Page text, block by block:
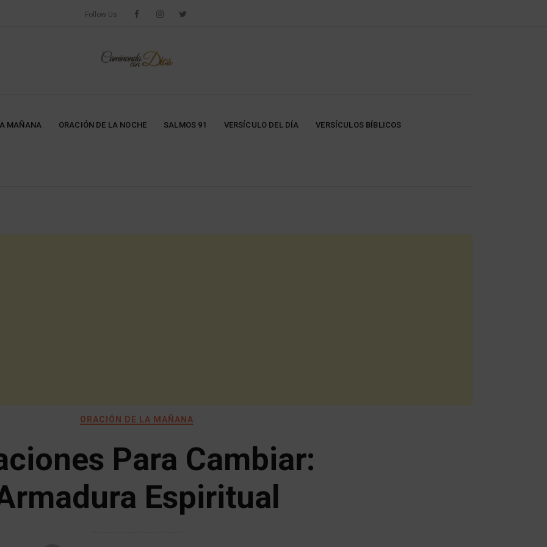
Follow Us
MAÑANA ORACIÓN DE LA NOCHE SALMOS 91 VERSÍCULO DEL DÍA VERSÍCULOS BÍBLICOS
ORACIÓN DE LA MAÑANA
Para Cambiar:
Espiritual